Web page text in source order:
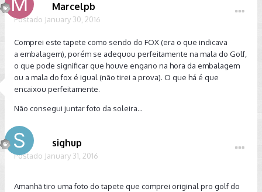
Marcelpb
Postado January 30, 2016
Comprei este tapete como sendo do FOX (era o que indicava
a embalagem), porém se adequou perfeitamente na mala do Golf,
o que pode significar que houve engano na hora da embalagem
ou a mala do fox é igual (não tirei a prova). O que há é que
encaixou perfeitamente.
Não consegui juntar foto da soleira...
sighup
Postado January 31, 2016
Amanhã tiro uma foto do tapete que comprei original pro golf do